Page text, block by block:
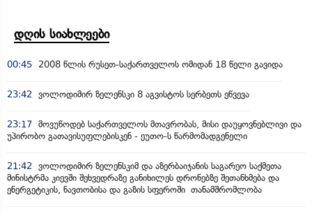
დღის სიახლეები
00:45 2008 წლის რუსეთ-საქართველოს ომიდან 18 წელი გავიდა
23:42 ვოლოდიმირ ზელენსკი 8 აგვისტოს სერბეთს ეწვევა
23:17 მოვუწოდებ საქართველოს მთავრობას, მისი დაუყოვნებლივი და
უპირობო გათავისუფლებისკენ - ეუთო-ს წარმომადგენელი
21:42
ვოლოდიმირ ზელენსკიმ და აზერბაიჯანის საგარეო საქმეთა
მინისტრმა კიევში შეხვედრაზე განიხილეს დრონებზე შეთანხმება და
ენერგეტიკის, ნავთობისა და გაზის სფეროში თანამშრომლობა